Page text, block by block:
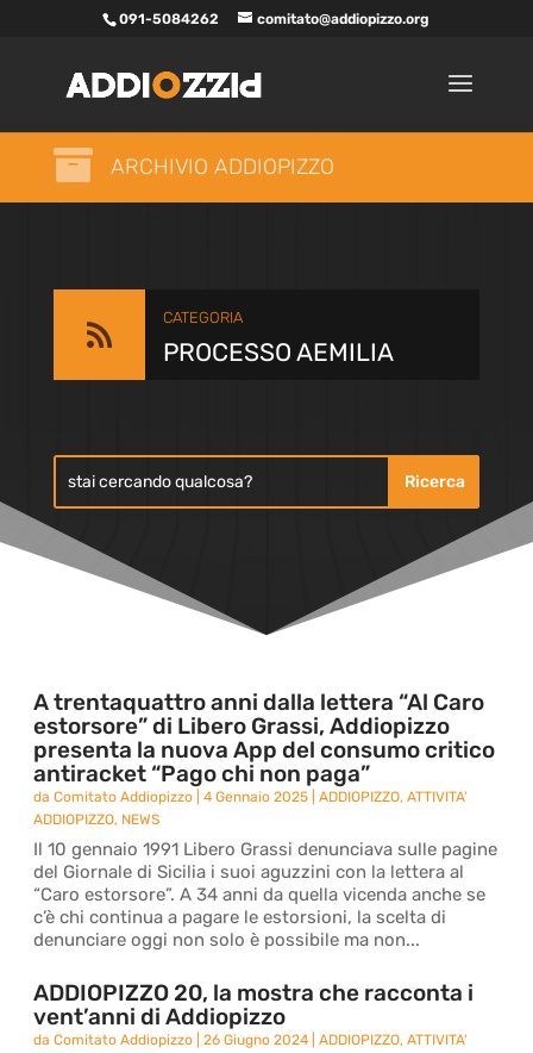
091-5084262 comitato@addiopizzo.org
 ARCHIVIO ADDIOPIZZO

CATEGORIA
PROCESSO AEMILIA
A trentaquattro anni dalla lettera “Al Caro
estorsore” di Libero Grassi, Addiopizzo
presenta la nuova App del consumo critico
antiracket “Pago chi non paga”
daComitato Addiopizzo |4 Gennaio 2025 |ADDIOPIZZO,ATTIVITA'
ADDIOPIZZO, NEWS
Il 10 gennaio 1991 Libero Grassi denunciava sulle pagine
del Giornale di Sicilia i suoi aguzzini con la lettera al
“Caro estorsore”. A 34 anni da quella vicenda anche se
c’è chi continua a pagare le estorsioni, la scelta di
denunciare oggi non solo è possibile ma non...
ADDIOPIZZO 20, la mostra che racconta i
vent’anni di Addiopizzo
daComitato Addiopizzo |26 Giugno 2024 |ADDIOPIZZO,ATTIVITA'